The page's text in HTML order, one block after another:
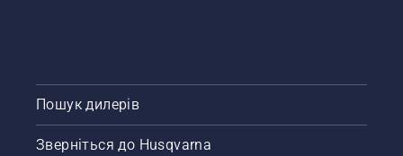
Пошук дилерів
Зверніться до Husqvarna